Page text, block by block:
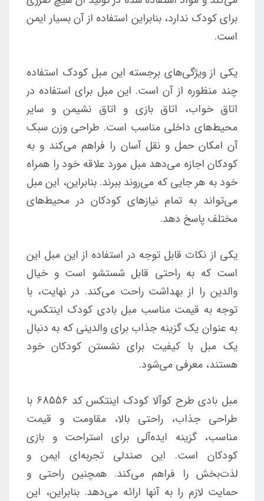
برای کودک ندارد، بنابراین استفاده از آن بسیار ایمن
است.
یکی از ویژگی‌های برجسته این مبل کودک استفاده
چند منظوره از آن است. این مبل برای استفاده در
اتاق خواب، اتاق بازی و اتاق نشیمن و سایر
محیط‌های داخلی مناسب است. طراحی وزن سبک
آن امکان حمل و نقل آسان را فراهم می‌کند و به
کودکان اجازه می‌دهد مبل مورد علاقه خود را همراه
خود به هر جایی که می‌روند ببرند. بنابراین، این مبل
می‌تواند به تمام نیازهای کودکان در محیط‌های
مختلف پاسخ دهد.
یکی از نکات قابل توجه در استفاده از این مبل این
است که به راحتی قابل شستشو است و خیال
والدین را از بهداشت راحت می‌کند. در نهایت، با
توجه به قیمت مناسب مبل بادی کودک اینتکس،
به عنوان یک گزینه جذاب برای والدینی که به دنبال
یک مبل با کیفیت برای نشستن کودکان خود
هستند، معرفی می‌شود.
مبل بادی طرح کوآلا کودک اینتکس کد 68556 با
طراحی جذاب، راحتی بالا، مقاومت و قیمت
مناسب، گزینه ایده‌آلی برای استراحت و بازی
کودکان است. این صندلی تجربه‌ای ایمن و
لذت‌بخش را فراهم می‌کند. همچنین راحتی و
حمایت لازم را به آنها ارائه می‌دهد. بنابراین، این